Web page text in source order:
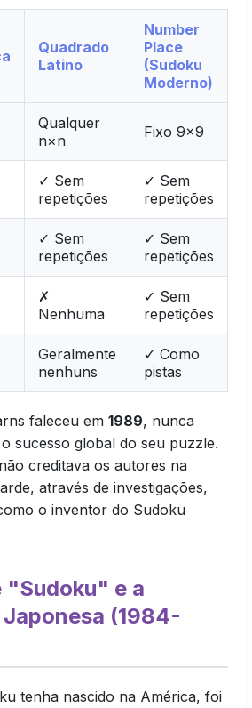
Quadrado
Latino
Number
Place
(Sudoku
Moderno)
Qualquer
n×n
Fixo 9×9
✓ Sem
repetições
✓ Sem
repetições
✓ Sem
repetições
✓ Sem
repetições
✗
Nenhuma
✓ Sem
repetições
Geralmente
nenhuns
✓ Como
pistas
faleceu em 1989, nunca
sucesso global do seu puzzle.
creditava os autores na
através de investigações,
o inventor do Sudoku
"Sudoku" e a
(1984-
tenha nascido na América, foi